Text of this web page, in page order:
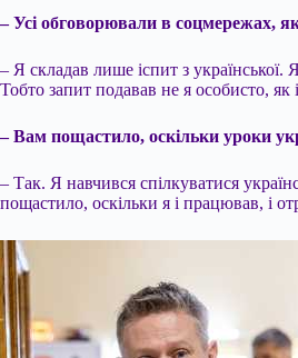
– Усі обговорювали в соцмережах, як
– Я складав лише іспит з
Тобто запит подавав не я особисто, як
– Вам пощастило, оскільки уроки
– Так. Я навчився спілкуватися
пощастило, оскільки я і працював, і